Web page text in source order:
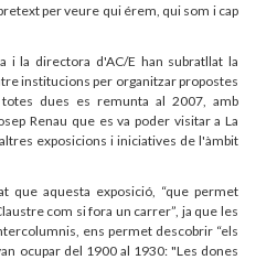
per veure qui érem, qui som i cap
i la directora d'AC/E han subratllat la
institucions per organitzar propostes
dues es remunta al 2007, amb
Renau que es va poder visitar a La
exposicions i iniciatives de l'àmbit
que aquesta exposició, “que permet
com si fora un carrer”, ja que les
ens permet descobrir “els
ocupar del 1900 al 1930: "Les dones